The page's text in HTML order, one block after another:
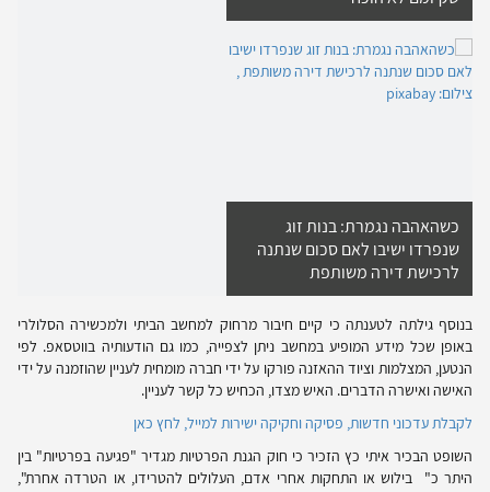
כשהאהבה נגמרת: בנות זוג
שנפרדו ישיבו לאם סכום שנתנה
לרכישת דירה משותפת
בנוסף גילתה לטענתה כי קיים חיבור מרחוק למחשב הביתי ולמכשירה הסלולרי
באופן שכל מידע המופיע במחשב ניתן לצפייה, כמו גם הודעותיה בווטסאפ. לפי
הנטען, המצלמות וציוד ההאזנה פורקו על ידי חברה מומחית לעניין שהוזמנה על ידי
האישה ואישרה הדברים. האיש מצדו, הכחיש כל קשר לעניין.
לקבלת עדכוני חדשות, פסיקה וחקיקה ישירות למייל, לחץ כאן
השופט הבכיר איתי כץ הזכיר כי חוק הגנת הפרטיות מגדיר "פגיעה בפרטיות" בין
היתר כ" בילוש או התחקות אחרי אדם, העלולים להטרידו, או הטרדה אחרת",